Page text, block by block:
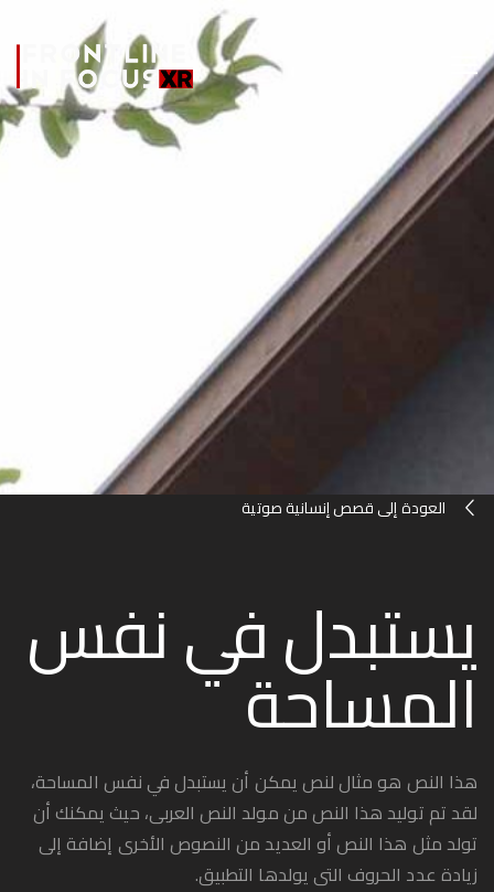
العودة إلى قصص إنسانية صوتية
يستبدل في نفس
المساحة
هذا النص هو مثال لنص يمكن أن يستبدل في نفس المساحة،
لقد تم توليد هذا النص من مولد النص العربى، حيث يمكنك أن
تولد مثل هذا النص أو العديد من النصوص الأخرى إضافة إلى
زيادة عدد الحروف التى يولدها التطبيق.